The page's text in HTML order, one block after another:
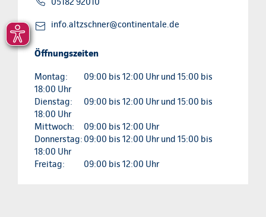
info.altzschner@continentale.de
Öffnungszeiten
Montag:
09:00 bis 12:00 Uhr und 15:00 bis
18:00 Uhr
Dienstag:
09:00 bis 12:00 Uhr und 15:00 bis
18:00 Uhr
Mittwoch:
09:00 bis 12:00 Uhr
Donnerstag: 09:00 bis 12:00 Uhr und 15:00 bis
18:00 Uhr
Freitag:
09:00 bis 12:00 Uhr